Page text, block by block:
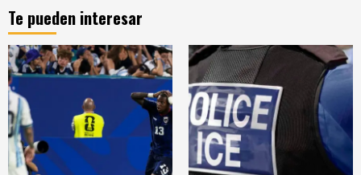
Te pueden interesar